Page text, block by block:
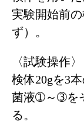
実験開始前
ず）。
〈試験操作〉
検体20gを3
菌液➀～➂を
る。